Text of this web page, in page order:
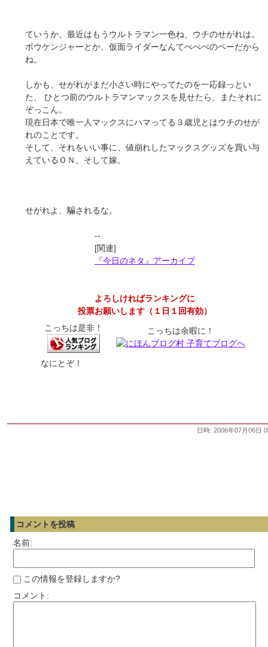
ていうか、最近はもうウルトラマン一色ね、ウチのせがれは。
ボウケンジャーとか、仮面ライダーなんてぺぺぺのペーだから
ね。
しかも、せがれがまだ小さい時にやってたのを一応録っとい
た、 ひとつ前のウルトラマンマックスを見せたら、またそれに
ぞっこん。
現在日本で唯一人マックスにハマってる３歳児とはウチのせが
れのことです。
そして、それをいい事に、値崩れしたマックスグッズを買い与
えているＯＮ、そして嫁。
せがれよ、騙されるな。
--
[関連]
『今日のネタ』アーカイブ
よろしければランキングに
投票お願いします（１日１回有効）
こっちは是非！
こっちは余暇に！
なにとぞ！
日時: 2006年07月06日
コメントを投稿
名前:
この情報を登録しますか?
コメント: